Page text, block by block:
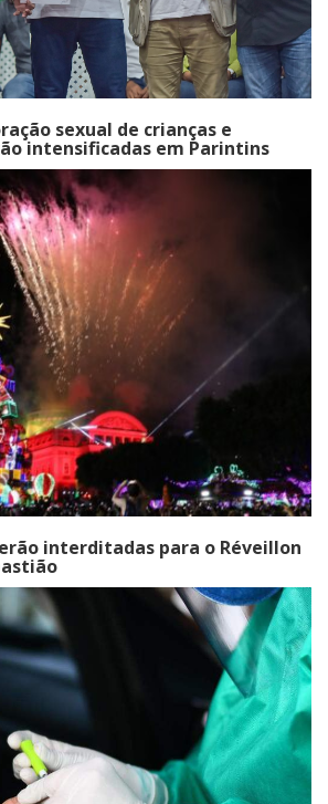
sexual de crianças e
intensificadas em Parintins
interditadas para o Réveillon